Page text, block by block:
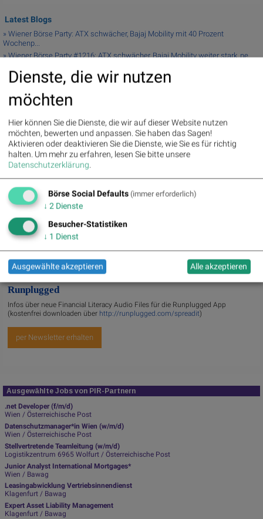
Latest Blogs
» Wiener Börse Party: ATX schwächer, Bajaj Mobility mit 40 Prozent
Wochenp...
» Wiener Börse Party #1216: ATX schwächer, Bajaj Mobility weiter stark, ne...
» Österreich-Depots: Weekend-Bilanz (Depot Kommentar)
» Börsegeschichte 7.8.: Extremes zu Palfinger (Börse Geschichte)
» Nachlese: 10 Vokabel, um Asta besser zu verstehen; Stella Langthaler (au...
» (Christian Drastil)
» Wiener Börse zu Mittag schwächer: Bajaj Mobility, FACC und Agrana gesucht
» Börse-Inputs auf Spotify zu u.a. Jugend fragt Asta nach dem
Geschäftsmod...
Useletter
Die Useletter "Morning Xpresso" und "Evening Xtrakt" heben sich deutlich von
den gängigen Newslettern ab. Beispiele ansehen bzw. kostenfrei anmelden.
Wichtige Börse-Infos garantiert.
Newsletter abonnieren
Runplugged
Infos über neue Financial Literacy Audio Files für die Runplugged App
(kostenfrei downloaden über http://runplugged.com/spreadit)
per Newsletter erhalten
Ausgewählte Jobs von PIR-Partnern
.net Developer (f/m/d)
Wien / Österreichische Post
Datenschutzmanager*in Wien (w/m/d)
Wien / Österreichische Post
Stellvertretende Teamleitung (w/m/d)
Logistikzentrum 6965 Wolfurt / Österreichische Post
Junior Analyst International Mortgages*
Wien / Bawag
Leasingabwicklung Vertriebsinnendienst
Klagenfurt / Bawag
Expert Asset Liability Management
Klagenfurt / Bawag
Dienste, die wir nutzen
möchten
Hier können Sie die Dienste, die wir auf dieser Website nutzen
möchten, bewerten und anpassen. Sie haben das Sagen!
Aktivieren oder deaktivieren Sie die Dienste, wie Sie es für richtig
halten. Um mehr zu erfahren, lesen Sie bitte unsere
Datenschutzerklärung.
Börse Social Defaults (immer erforderlich)
↓ 2 Dienste
Besucher-Statistiken
↓ 1 Dienst
Ausgewählte akzeptieren Alle akzeptieren